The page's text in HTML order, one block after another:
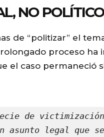
NO
de “politizar” el
proceso ha
el caso permaneció
de
asunto legal que